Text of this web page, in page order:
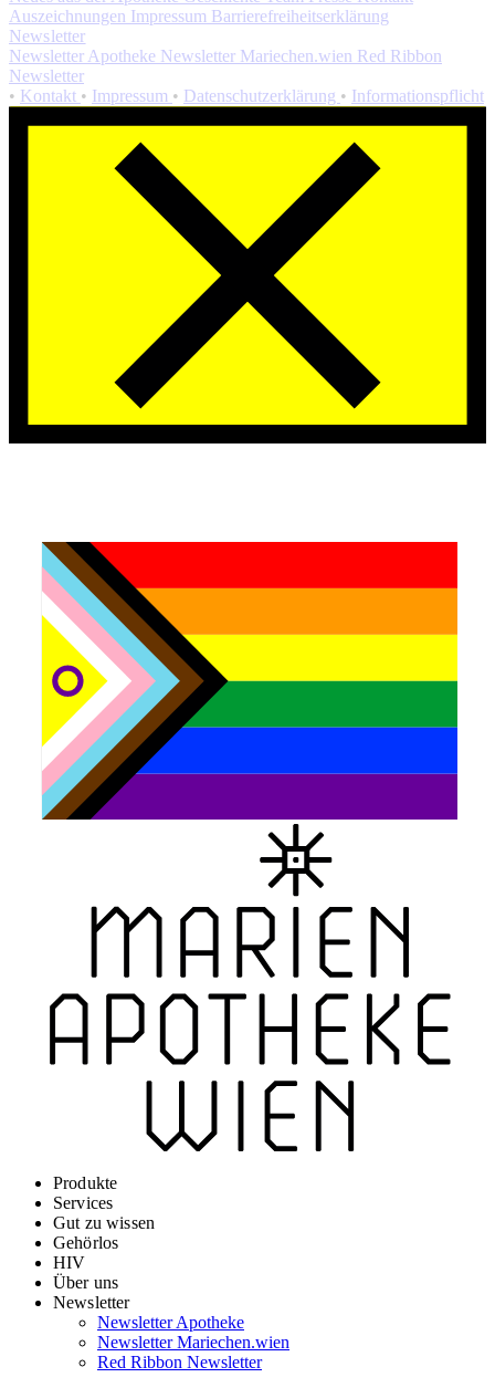
Auszeichnungen Impressum Barrierefreiheitserklärung
Newsletter
Newsletter Apotheke Newsletter Mariechen.wien Red Ribbon
Newsletter
• Kontakt • Impressum • Datenschutzerklärung • Informationspflicht
Produkte
Services
Gut zu wissen
Gehörlos
HIV
Über uns
Newsletter
Newsletter Apotheke
Newsletter Mariechen.wien
Red Ribbon Newsletter